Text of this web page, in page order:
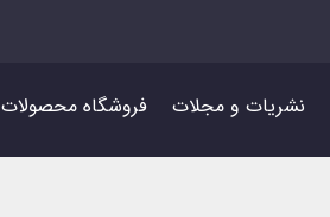
نشریات و مجلات فروشگاه محصولات